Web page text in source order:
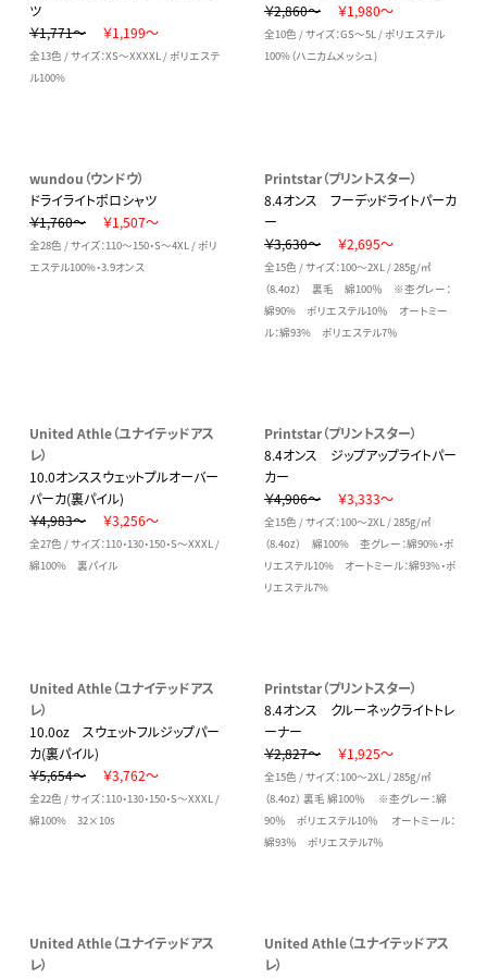
ツ
￥1,771～
￥1,199～
全13色 / サイズ：XS～XXXXL / ポリエステ
ル100%
￥2,860～
￥1,980～
全10色 / サイズ：GS～5L / ポリエステル
100%（ハニカムメッシュ)
wundou（ウンドウ）
ドライライトポロシャツ
￥1,760～
￥1,507～
全28色 / サイズ：110～150・S～4XL / ポリ
エステル100%・3.9オンス
Printstar（プリントスター）
8.4オンス フーデッドライトパーカ
ー
￥3,630～
￥2,695～
全15色 / サイズ：100～2XL / 285g/㎡
（8.4oz） 裏毛 綿100％ ※杢グレー：
綿90% ポリエステル10％ オートミー
ル：綿93% ポリエステル7％
United Athle（ユナイテッドアス
レ）
10.0オンススウェットプルオーバー
パーカ(裏パイル)
￥4,983～
￥3,256～
全27色 / サイズ：110・130・150・S～XXXL /
綿100% 裏パイル
Printstar（プリントスター）
8.4オンス ジップアップライトパー
カー
￥4,906～
￥3,333～
全15色 / サイズ：100～2XL / 285g/㎡
（8.4oz） 綿100% 杢グレー：綿90%・ポ
リエステル10% オートミール：綿93%・ポ
リエステル7%
United Athle（ユナイテッドアス
レ）
10.0oz スウェットフルジップパー
カ(裏パイル)
￥5,654～
￥3,762～
全22色 / サイズ：110・130・150・S～XXXL /
綿100% 32×10s
Printstar（プリントスター）
8.4オンス クルーネックライトトレ
ーナー
￥2,827～
￥1,925～
全15色 / サイズ：100～2XL / 285g/㎡
（8.4oz） 裏毛 綿100％ ※杢グレー：綿
90％ ポリエステル10％ オートミール：
綿93％ ポリエステル7％
United Athle（ユナイテッドアス
レ）
United Athle（ユナイテッドアス
レ）